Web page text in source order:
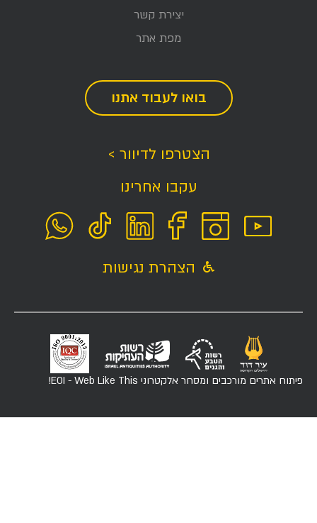
יצירת קשר
מפת אתר
בואו לעבוד אתנו
הצטרפו לדיוור >
עקבו אחרינו
הצהרת נגישות
פיתוח אתרים מורכבים ומסחר אלקטרוני EOI - Web Like This!